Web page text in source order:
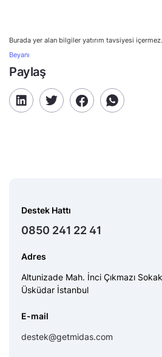
Burada yer alan bilgiler yatırım tavsiyesi
Beyanı
Paylaş
Destek Hattı
0850 241 22 41
Adres
Altunizade Mah. İnci Çıkmazı
Üsküdar İstanbul
E-mail
destek@getmidas.com